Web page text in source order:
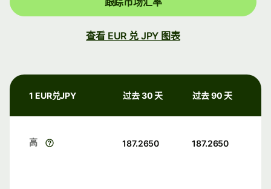
查看 EUR 兑 JPY 图表
1 EUR兑JPY 过去 30 天 过去 90 天
高 187.2650 187.2650